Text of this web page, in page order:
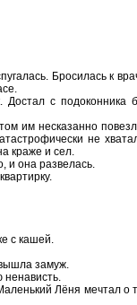
Бросилась к
с подоконника
им несказанно
не
краже и сел.
и она развелась.
с кашей.
замуж.
ненависть.
Лёня мечтал